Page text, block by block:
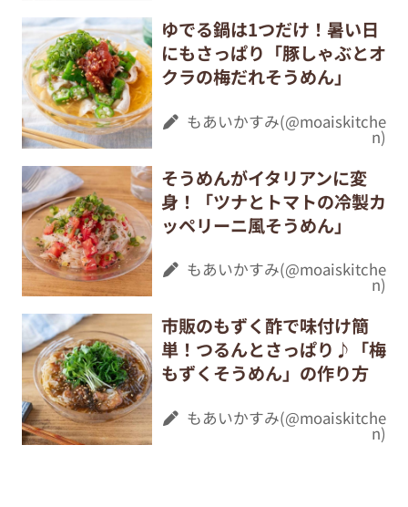
ゆでる鍋は1つだけ！暑い日
にもさっぱり「豚しゃぶとオ
クラの梅だれそうめん」
もあいかすみ(@moaiskitche
n)
そうめんがイタリアンに変
身！「ツナとトマトの冷製カ
ッペリーニ風そうめん」
もあいかすみ(@moaiskitche
n)
市販のもずく酢で味付け簡
単！つるんとさっぱり♪「梅
もずくそうめん」の作り方
もあいかすみ(@moaiskitche
n)